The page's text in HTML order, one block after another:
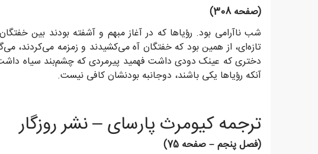
(صفحه 308)
شب ناآرامی بود. رؤیاها که در آغاز مبهم و آشفته بودند بین
تازه‌ای، از همین بود که خفتگان آه می‌کشیدند و زمزمه می‌کردند،
دختری که عینک دودی داشت فهمید پیرمردی که چشم‌بند سیاه داشت
آنکه رؤیاها یکی باشند، دوجانبه بودنشان کافی نیست.
ترجمه کیومرث پارسای – نشر روزگار
(فصل پنجم – صفحه 75)